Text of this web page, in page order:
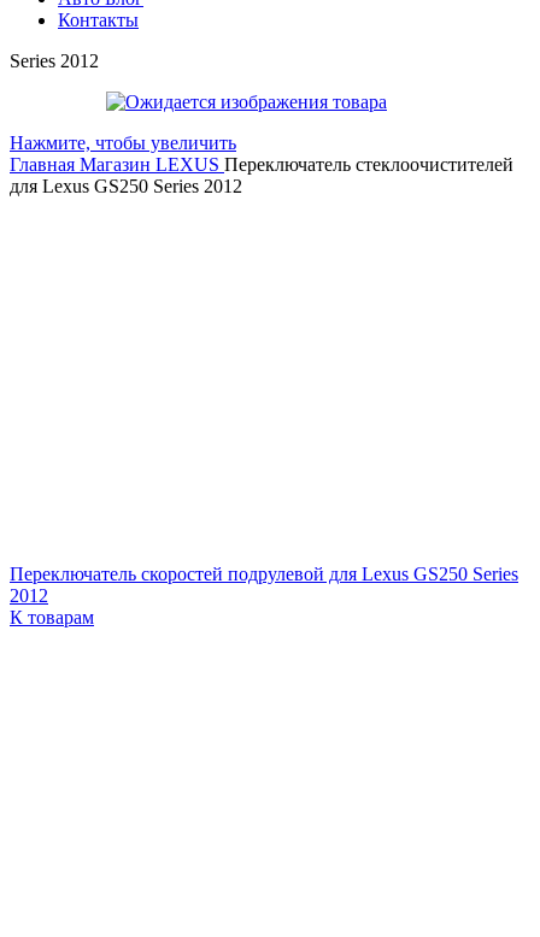
Контакты
Series 2012
Нажмите, чтобы увеличить
Главная Магазин LEXUS Переключатель стеклоочистителей
для Lexus GS250 Series 2012
Переключатель скоростей подрулевой для Lexus GS250 Series
2012
К товарам